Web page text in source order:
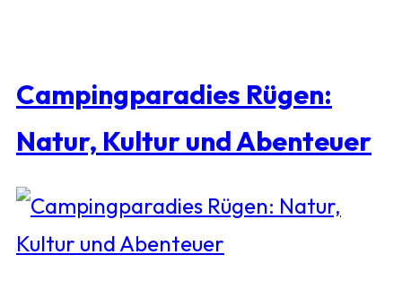
Campingparadies Rügen:
Natur, Kultur und Abenteuer